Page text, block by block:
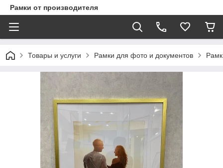
Рамки от производителя
Товары и услуги Рамки для фото и документов